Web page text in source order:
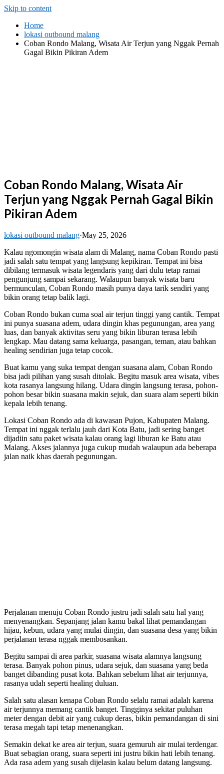
Skip to content
Home
lokasi outbound malang
Coban Rondo Malang, Wisata Air Terjun yang Nggak Pernah
Gagal Bikin Pikiran Adem
Coban Rondo Malang, Wisata Air
Terjun yang Nggak Pernah Gagal Bikin
Pikiran Adem
lokasi outbound malang·May 25, 2026
Kalau ngomongin wisata alam di Malang, nama Coban Rondo pasti
jadi salah satu tempat yang langsung kepikiran. Tempat ini bisa
dibilang termasuk wisata legendaris yang dari dulu tetap ramai
pengunjung sampai sekarang. Walaupun banyak wisata baru
bermunculan, Coban Rondo masih punya daya tarik sendiri yang
bikin orang tetap balik lagi.
Coban Rondo bukan cuma soal air terjun tinggi yang cantik. Tempat
ini punya suasana adem, udara dingin khas pegunungan, area yang
luas, dan banyak aktivitas seru yang bikin liburan terasa lebih
lengkap. Mau datang sama keluarga, pasangan, teman, atau bahkan
healing sendirian juga tetap cocok.
Buat kamu yang suka tempat dengan suasana alam, Coban Rondo
bisa jadi pilihan yang susah ditolak. Begitu masuk area wisata, vibes
kota rasanya langsung hilang. Udara dingin langsung terasa, pohon-
pohon besar bikin suasana makin sejuk, dan suara alam seperti bikin
kepala lebih tenang.
Lokasi Coban Rondo ada di kawasan Pujon, Kabupaten Malang.
Tempat ini nggak terlalu jauh dari Kota Batu, jadi sering banget
dijadiin satu paket wisata kalau orang lagi liburan ke Batu atau
Malang. Akses jalannya juga cukup mudah walaupun ada beberapa
jalan naik khas daerah pegunungan.
Perjalanan menuju Coban Rondo justru jadi salah satu hal yang
menyenangkan. Sepanjang jalan kamu bakal lihat pemandangan
hijau, kebun, udara yang mulai dingin, dan suasana desa yang bikin
perjalanan terasa nggak membosankan.
Begitu sampai di area parkir, suasana wisata alamnya langsung
terasa. Banyak pohon pinus, udara sejuk, dan suasana yang beda
banget dibanding pusat kota. Bahkan sebelum lihat air terjunnya,
rasanya udah seperti healing duluan.
Salah satu alasan kenapa Coban Rondo selalu ramai adalah karena
air terjunnya memang cantik banget. Tingginya sekitar puluhan
meter dengan debit air yang cukup deras, bikin pemandangan di sini
terasa megah tapi tetap menenangkan.
Semakin dekat ke area air terjun, suara gemuruh air mulai terdengar.
Buat sebagian orang, suara seperti ini justru bikin hati lebih tenang.
Ada rasa adem yang susah dijelasin kalau belum datang langsung.